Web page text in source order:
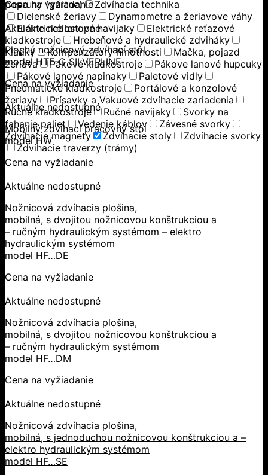
popruhy (gurtne)
Zdvíhacia technika
Dielenské žeriavy
Dynamometre a žeriavove váhy
Elektrické lanové navijaky
Elektrické reťazové
kladkostroje
Hrebeňové a hydraulické zdviháky
Kladky
Kompenzátory hmotnosti
Mačka, pojazd
žeriava
Pákové kladkostroje
Pákove lanové hupcuky
Pákové lanové napinaky
Paletové vidly
Pneumatické kladkostroje
Portálové a konzolové
žeriavy
Prísavky a Vakuové zdvíhacie zariadenia
Ručné kladkostroje
Ručné navijaky
Svorky na
ťahanie paliet
Vedenie káblov
Závesné svorky
Zdvíhacie magnety
Zdvíhacie stoly
Zdvíhacie svorky
Zdvíhacie traverzy (trámy)
Cena na vyžiadanie
Aktuálne nedostupné
Plochý nožnicový zdvíhací stôl
model HTF-G SILVERLINE
Cena na vyžiadanie
Aktuálne nedostupné
Mobilný zdvíhací pracovný stôl
model HW
Cena na vyžiadanie
Aktuálne nedostupné
Nožnicová zdvíhacia plošina,
mobilná, s dvojitou nožnicovou konštrukciou a
– ručným hydraulickým systémom – elektro
hydraulickým systémom
model HF…DE
Cena na vyžiadanie
Aktuálne nedostupné
Nožnicová zdvíhacia plošina,
mobilná, s dvojitou nožnicovou konštrukciou a
– ručným hydraulickým systémom
model HF…DM
Cena na vyžiadanie
Aktuálne nedostupné
Nožnicová zdvíhacia plošina,
mobilná, s jednoduchou nožnicovou konštrukciou a –
elektro hydraulickým systémom
model HF…SE